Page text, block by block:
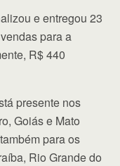
e entregou 23
para a
R$ 440
presente nos
Goiás e Mato
para os
Rio Grande do